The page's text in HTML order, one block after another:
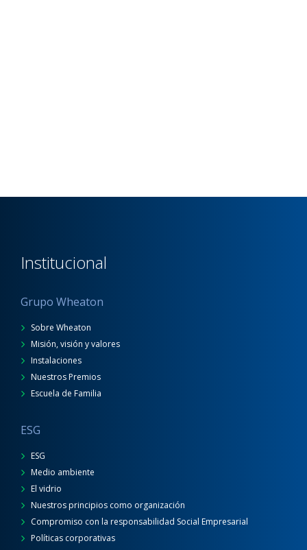
Institucional
Grupo Wheaton
Sobre Wheaton
Misión, visión y valores
Instalaciones
Nuestros Premios
Escuela de Familia
ESG
ESG
Medio ambiente
El vidrio
Nuestros principios como organización
Compromiso con la responsabilidad Social Empresarial
Políticas corporativas